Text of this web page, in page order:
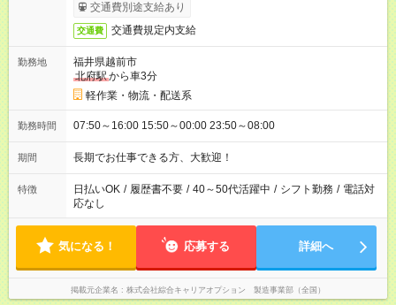
交通費別途支給あり
交通費 交通費規定内支給
勤務地
福井県越前市
北府駅から車3分
軽作業・物流・配送系
勤務時間 07:50～16:00 15:50～00:00 23:50～08:00
期間 長期でお仕事できる方、大歓迎！
特徴 日払いOK / 履歴書不要 / 40～50代活躍中 / シフト勤務 / 電話対
応なし
気になる！ 応募する 詳細へ
掲載元企業名 株式会社綜合キャリアオプション 製造事業部（全国）